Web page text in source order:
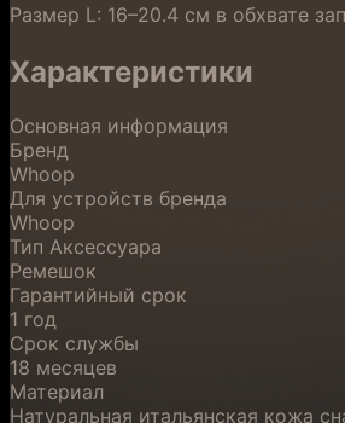
Размер L: 16–20.4 см в обхвате
Характеристики
Основная информация
Бренд
Whoop
Для устройств бренда
Whoop
Тип Аксессуара
Ремешок
Гарантийный срок
1 год
Срок службы
18 месяцев
Материал
Натуральная итальянская кожа